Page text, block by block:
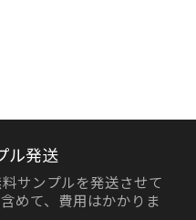
ル発送
サンプルを発送させて
めて、費用はかかりま